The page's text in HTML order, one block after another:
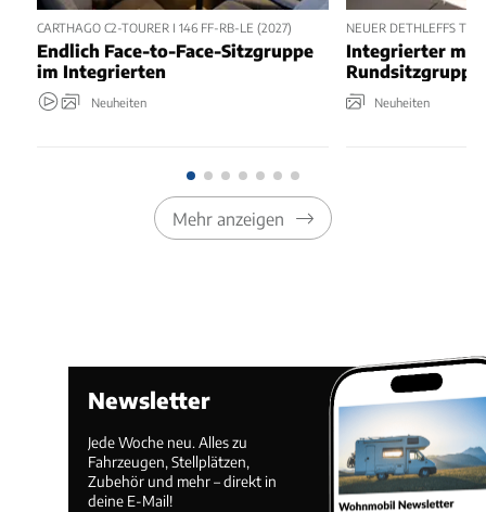
CARTHAGO C2-TOURER I 146 FF-RB-LE (2027)
Endlich Face-to-Face-Sitzgruppe
im Integrierten
Neuheiten
NEUER DETHLEFFS
Integrierter mit
Neuheiten
Mehr anzeigen
Newsletter
Jede Woche neu. Alles zu
Fahrzeugen, Stellplätzen,
Zubehör und mehr – direkt in
deine E-Mail!